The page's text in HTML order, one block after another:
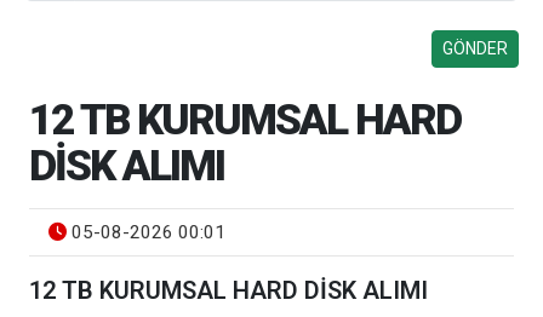
12 TB KURUMSAL HARD
DİSK ALIMI
05-08-2026 00:01
12 TB KURUMSAL HARD DİSK ALIMI